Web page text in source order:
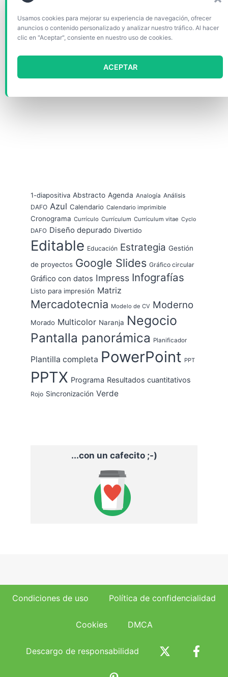
Usamos cookies para mejorar su experiencia de navegación, ofrecer
anuncios o contenido personalizado y analizar nuestro tráfico. Al hacer
clic en "Aceptar", consiente en nuestro uso de cookies.
ACEPTAR
1-diapositiva Abstracto Agenda Analogía Análisis
DAFO Azul Calendario Calendario imprimible
Cronograma Currículo Currículum Currículum vitae Cyclo
DAFO Diseño depurado Divertido
Editable Educación Estrategia Gestión
de proyectos Google Slides Gráfico circular
Gráfico con datos Impress Infografías
Listo para impresión Matriz
Mercadotecnia Modelo de CV Moderno
Morado Multicolor Naranja Negocio
Pantalla panorámica Planificador
Plantilla completa PowerPoint PPT
PPTX Programa Resultados cuantitativos
Rojo Sincronización Verde
...con un cafecito ;-)
Condiciones de uso Política de confidencialidad
Cookies DMCA
Descargo de responsabilidad